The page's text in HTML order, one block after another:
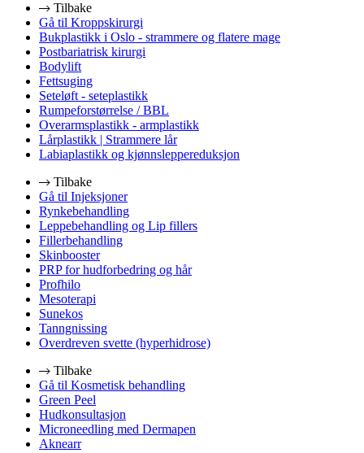
Tilbake
Gå til Kroppskirurgi
Bukplastikk i Oslo - strammere og flatere mage
Postbariatrisk kirurgi
Bodylift
Fettsuging
Seteløft - seteplastikk
Rumpeforstørrelse / BBL
Overarmsplastikk - armplastikk
Lårplastikk | Strammere lår
Labiaplastikk og kjønnsleppereduksjon
Tilbake
Gå til Injeksjoner
Rynkebehandling
Leppebehandling og Lip fillers
Fillerbehandling
Skinbooster
PRP for hudforbedring og hår
Profhilo
Mesoterapi
Sunekos
Tanngnissing
Overdreven svette (hyperhidrose)
Tilbake
Gå til Kosmetisk behandling
Green Peel
Hudkonsultasjon
Microneedling med Dermapen
Aknearr